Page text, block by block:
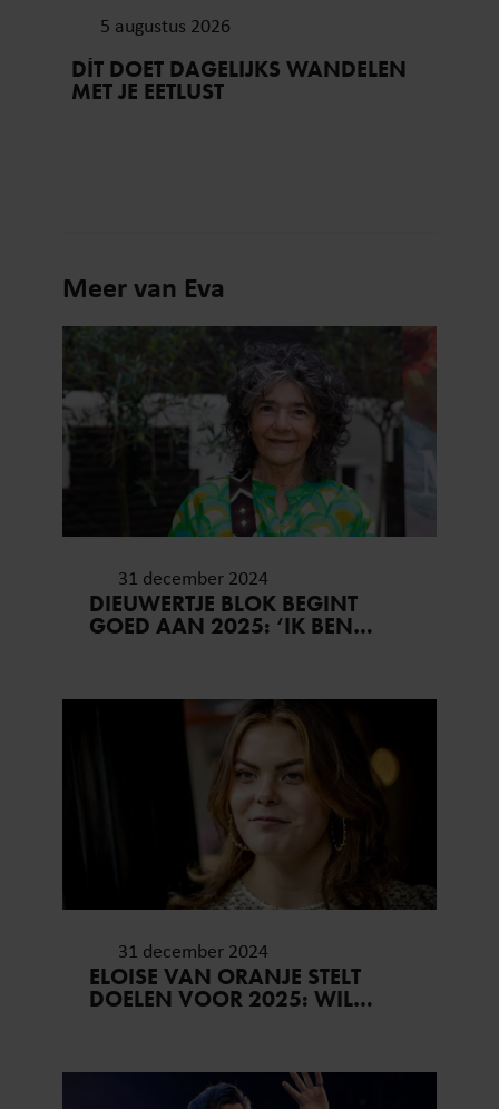
5 augustus 2026
DÍT DOET DAGELIJKS WANDELEN
MET JE EETLUST
Meer van Eva
31 december 2024
DIEUWERTJE BLOK BEGINT
GOED AAN 2025: ‘IK BEN
31 december 2024
ELOISE VAN ORANJE STELT
DOELEN VOOR 2025: WIL